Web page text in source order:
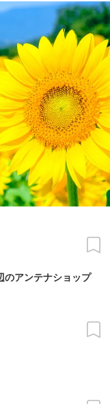
のアンテナショップ